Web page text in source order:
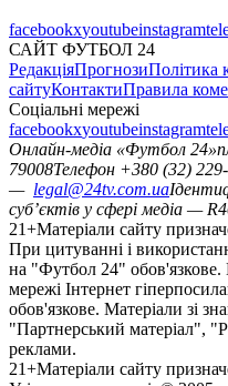
facebookxyoutubeinstagram
САЙТ ФУТБОЛ 24
РедакціяПрогнозиПолітика
сайтуКонтактиПравила
Соціальні мережі
facebookxyoutubeinstagram
Онлайн-медіа «Футбол 24»
79008Телефон +380 (32)
— legal@24tv.com.ua
суб’єктів у сфері медіа —
21+Матеріали сайту
При цитуванні і
на "Футбол 24" обов'язкове.
мережі Інтернет
обов'язкове. Матеріали зі
"Партнерський матеріал",
реклами.
21+Матеріали сайту